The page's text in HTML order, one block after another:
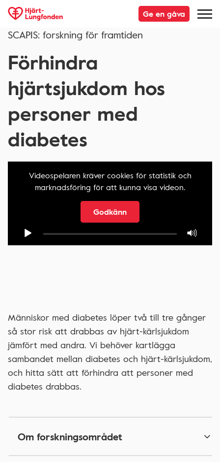
Ge en gåva
SCAPIS: forskning för framtiden
Förhindra
hjärtsjukdom hos
personer med
diabetes
Videospelaren kräver cookies för statistik och
marknadsföring för att kunna visa videon.
Godkänn
Människor med diabetes löper två till tre gånger
så stor risk att drabbas av hjärt-kärlsjukdom
jämfört med andra. Vi behöver kartlägga
sambandet mellan diabetes och hjärt-kärlsjukdom,
och hitta sätt att förhindra att personer med
diabetes drabbas.
Om forskningsområdet